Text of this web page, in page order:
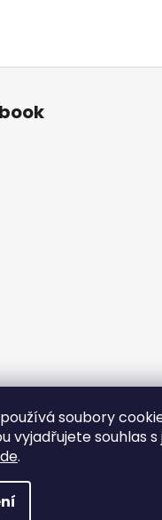
soubory
vyjadřujete souhlas
.
práva vyhrazena.